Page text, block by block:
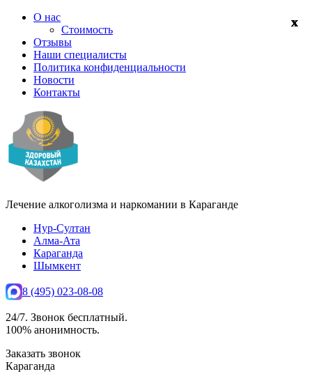
О нас
Стоимость
Отзывы
Наши специалисты
Политика конфиденциальности
Новости
Контакты
Лечение алкоголизма и наркомании в Караганде
Нур-Султан
Алма-Ата
Караганда
Шымкент
8 (495) 023-08-08
24/7. Звонок бесплатный.
100% анонимность.
Заказать звонок
Караганда